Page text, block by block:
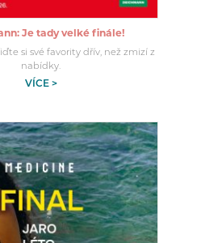
Je tady velké finále!
si své favority dřív, než zmizí z
nabídky.
VÍCE >